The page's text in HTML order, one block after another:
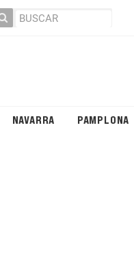
NAVARRA PAMPLONA